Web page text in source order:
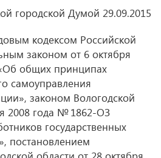
городской Думой 29.09.2015
кодексом Российской
законом от 6 октября
общих принципах
самоуправления
законом Вологодской
2008 года № 1862-ОЗ
государственных
постановлением